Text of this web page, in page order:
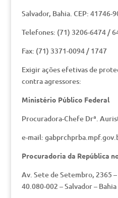
Salvador, Bahia. CEP: 41746-
Telefones: (71) 3206-6474 /
Fax: (71) 3371-0094 / 1747
Exigir ações efetivas de
contra agressores:
Ministério Público Federal
Procuradora-Chefe Drª.
e-mail:
Procuradoria da República
Av. Sete de Setembro, 2365
40.080-002 – Salvador – Bahia